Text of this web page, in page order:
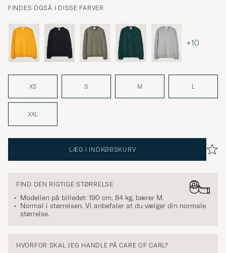
FINDES OGSÅ I DISSE FARVER
+10
XS S M L
XXL
LÆG I INDKØBSKURV
FIND DEN RIGTIGE STØRRELSE
Modellen på billedet: 190 cm, 84 kg, bærer M.
Normal i størrelsen. Vi anbefaler at du vælger din normale
størrelse.
HVORFOR SKAL JEG HANDLE PÅ CARE OF CARL?